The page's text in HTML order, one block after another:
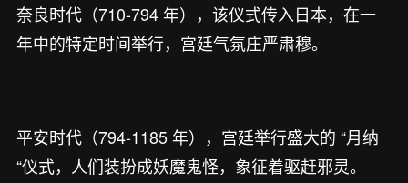
奈良时代（710-794 年），该仪式传入日本，在一
年中的特定时间举行，宫廷气氛庄严肃穆。
平安时代（794-1185 年），宫廷举行盛大的 “月纳
“仪式，人们装扮成妖魔鬼怪，象征着驱赶邪灵。